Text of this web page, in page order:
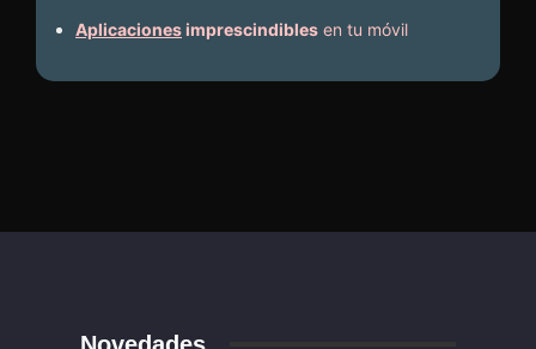
Aplicacionesimprescindibles en tu móvil
Novedades